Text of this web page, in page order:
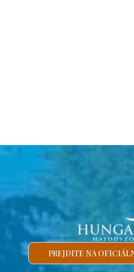
PREJDITE NA